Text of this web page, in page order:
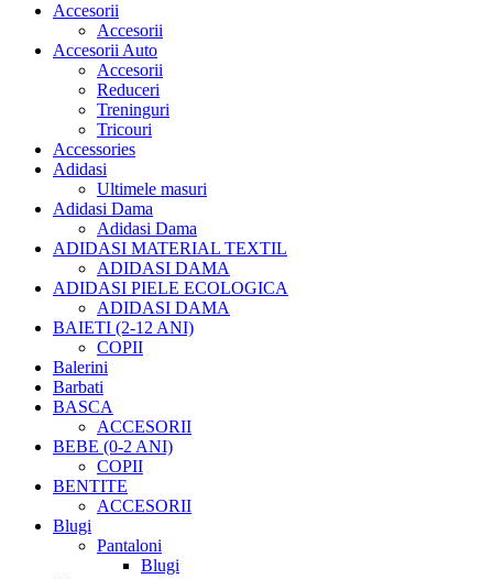
Accesorii
Accesorii
Accesorii Auto
Accesorii
Reduceri
Treninguri
Tricouri
Accessories
Adidasi
Ultimele masuri
Adidasi Dama
Adidasi Dama
ADIDASI MATERIAL TEXTIL
ADIDASI DAMA
ADIDASI PIELE ECOLOGICA
ADIDASI DAMA
BAIETI (2-12 ANI)
COPII
Balerini
Barbati
BASCA
ACCESORII
BEBE (0-2 ANI)
COPII
BENTITE
ACCESORII
Blugi
Pantaloni
Blugi